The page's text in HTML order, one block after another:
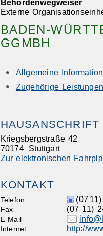
Behördenwegweiser
Externe
BADEN-
GGMBH
Allgemeine
Zugehörige
HAUSANSCHRIFT
Kriegsbergstraße 42
70174 Stuttgart
Zur elektronischen
KONTAKT
Telefon (07
Fax (07 11)
E-Mail
Internet http://